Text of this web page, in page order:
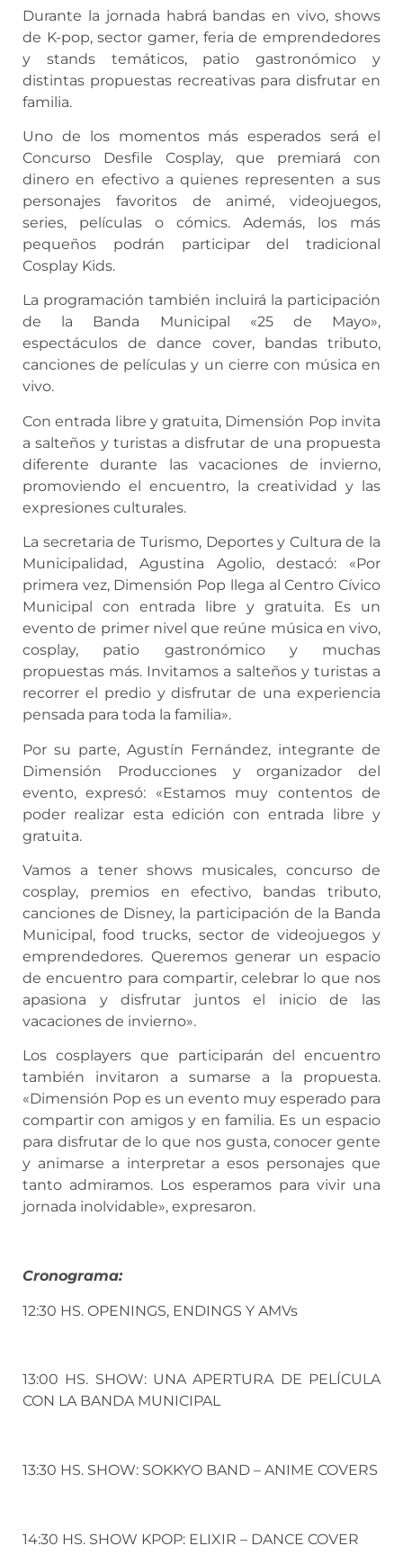
Durante la jornada habrá bandas en vivo, shows
de K-pop, sector gamer, feria de emprendedores
y stands temáticos, patio gastronómico y
distintas propuestas recreativas para disfrutar en
familia.
Uno de los momentos más esperados será el
Concurso Desfile Cosplay, que premiará con
dinero en efectivo a quienes representen a sus
personajes favoritos de animé, videojuegos,
series, películas o cómics. Además, los más
pequeños podrán participar del tradicional
Cosplay Kids.
La programación también incluirá la participación
de la Banda Municipal «25 de Mayo»,
espectáculos de dance cover, bandas tributo,
canciones de películas y un cierre con música en
vivo.
Con entrada libre y gratuita, Dimensión Pop invita
a salteños y turistas a disfrutar de una propuesta
diferente durante las vacaciones de invierno,
promoviendo el encuentro, la creatividad y las
expresiones culturales.
La secretaria de Turismo, Deportes y Cultura de la
Municipalidad, Agustina Agolio, destacó: «Por
primera vez, Dimensión Pop llega al Centro Cívico
Municipal con entrada libre y gratuita. Es un
evento de primer nivel que reúne música en vivo,
cosplay, patio gastronómico y muchas
propuestas más. Invitamos a salteños y turistas a
recorrer el predio y disfrutar de una experiencia
pensada para toda la familia».
Por su parte, Agustín Fernández, integrante de
Dimensión Producciones y organizador del
evento, expresó: «Estamos muy contentos de
poder realizar esta edición con entrada libre y
gratuita.
Vamos a tener shows musicales, concurso de
cosplay, premios en efectivo, bandas tributo,
canciones de Disney, la participación de la Banda
Municipal, food trucks, sector de videojuegos y
emprendedores. Queremos generar un espacio
de encuentro para compartir, celebrar lo que nos
apasiona y disfrutar juntos el inicio de las
vacaciones de invierno».
Los cosplayers que participarán del encuentro
también invitaron a sumarse a la propuesta.
«Dimensión Pop es un evento muy esperado para
compartir con amigos y en familia. Es un espacio
para disfrutar de lo que nos gusta, conocer gente
y animarse a interpretar a esos personajes que
tanto admiramos. Los esperamos para vivir una
jornada inolvidable», expresaron.
Cronograma:
12:30 HS. OPENINGS, ENDINGS Y AMVs
13:00 HS. SHOW: UNA APERTURA DE PELÍCULA
CON LA BANDA MUNICIPAL
13:30 HS. SHOW: SOKKYO BAND – ANIME COVERS
14:30 HS. SHOW KPOP: ELIXIR – DANCE COVER